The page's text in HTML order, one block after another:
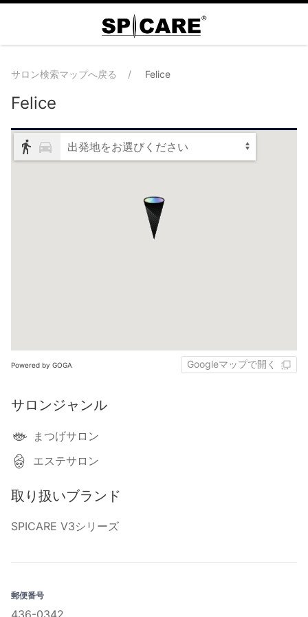
サロン検索マップへ戻る Felice
Felice
出発地をお選びください
Powered by GOGA Googleマップで開く
サロンジャンル
まつげサロン
エステサロン
取り扱いブランド
SPICARE V3シリーズ
郵便番号